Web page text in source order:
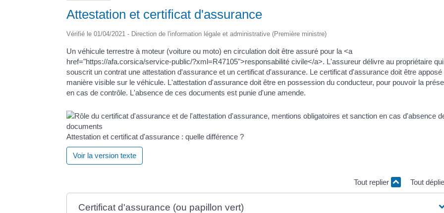
Attestation et certificat d'assurance
Vérifié le 01/04/2021 - Direction de l'information légale et administrative (Première ministre)
Un véhicule terrestre à moteur (voiture ou moto) en circulation doit être assuré pour la <a
href="https://afa.corsica/service-public/?xml=R47105">responsabilité civile</a>. L'assureur délivre au propriétaire qui
souscrit un contrat une attestation d'assurance et un certificat d'assurance. Le certificat d'assurance doit être apposé
manière visible sur le véhicule. L'attestation d'assurance doit être en possession du conducteur, pour pouvoir la
en cas de contrôle. L'absence de ces documents est punie d'une amende.
Attestation et certificat d'assurance : quelle différence ?
Voir la version texte
Tout replier Tout
Certificat d'assurance (ou papillon vert)